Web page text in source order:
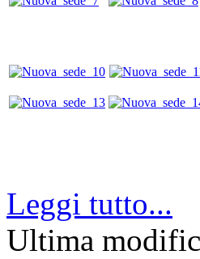
Leggi tutto...
Ultima